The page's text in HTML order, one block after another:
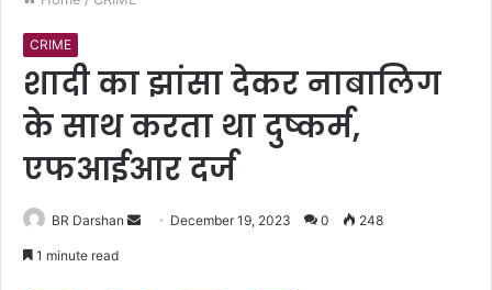
CRIME
शादी का झांसा देकर नाबालिग
के साथ करता था दुष्कर्म,
एफआईआर दर्ज
BR Darshan December 19, 2023 0 248
1 minute read